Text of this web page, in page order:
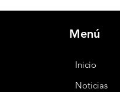
Menú
Inicio
Noticias